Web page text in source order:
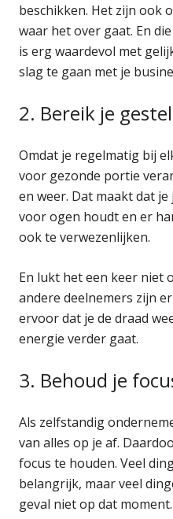
beschikken. Het zijn ook
waar het over gaat. En
is erg waardevol met
slag te gaan met je
2. Bereik je
Omdat je regelmatig bij
voor gezonde portie
en weer. Dat maakt dat
voor ogen houdt en er
ook te verwezenlijken.
En lukt het een keer niet
andere deelnemers zijn
ervoor dat je de draad
energie verder gaat.
3. Behoud je
Als zelfstandig
van alles op je af.
focus te houden. Veel
belangrijk, maar veel
geval niet op dat